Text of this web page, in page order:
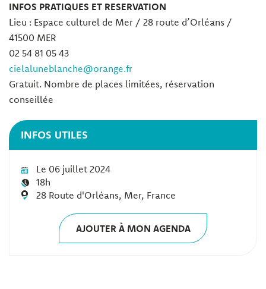
INFOS PRATIQUES ET RESERVATION
Lieu : Espace culturel de Mer / 28 route d’Orléans /
41500 MER
02 54 81 05 43
cielaluneblanche@orange.fr
Gratuit. Nombre de places limitées, réservation
conseillée
INFOS UTILES
Le 06 juillet 2024
18h
28 Route d'Orléans, Mer, France
AJOUTER À MON AGENDA